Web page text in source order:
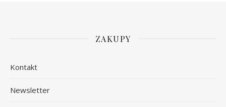
ZAKUPY
Kontakt
Newsletter